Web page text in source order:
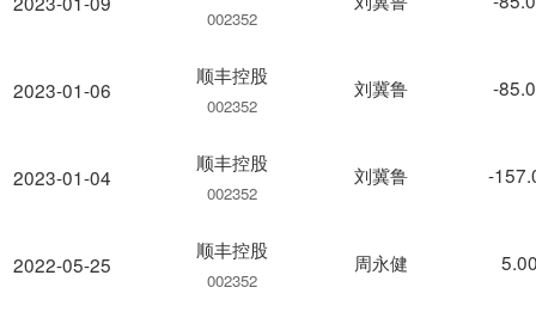
2023-01-06
2023-01-04
2022-05-25
002352
顺丰控股
002352
刘冀鲁 -
顺丰控股
002352
刘冀鲁 -
顺丰控股
002352
周永健